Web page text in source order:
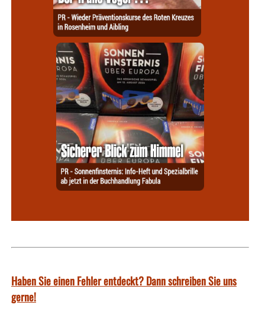
Haben Sie einen Fehler entdeckt? Dann schreiben Sie uns
gerne!